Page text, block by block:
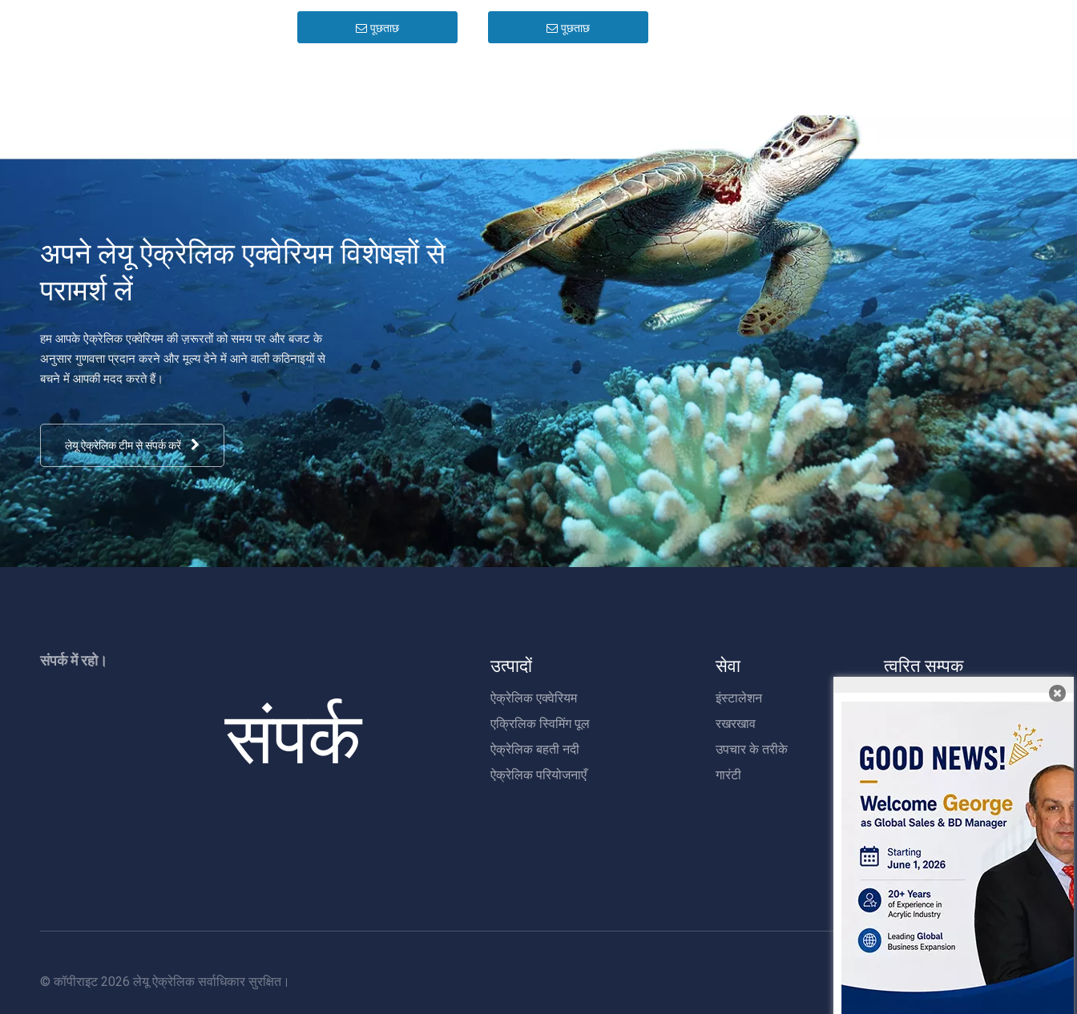
पूछताछ
पूछताछ
अपने लेयू ऐक्रेलिक एक्वेरियम विशेषज्ञों से
परामर्श लें
हम आपके ऐक्रेलिक एक्वेरियम की ज़रूरतों को समय पर और बजट के
अनुसार गुणवत्ता प्रदान करने और मूल्य देने में आने वाली कठिनाइयों से
बचने में आपकी मदद करते हैं।
लेयू ऐक्रेलिक टीम से संपर्क करें
संपर्क में रहो।
संपर्क
उत्पादों
ऐक्रेलिक एक्वेरियम
एक्रिलिक स्विमिंग पूल
ऐक्रेलिक बहती नदी
ऐक्रेलिक परियोजनाएँ
सेवा
इंस्टालेशन
रखरखाव
उपचार के तरीके
गारंटी
त्वरित सम्पक
हमारे बारे में
नमूना प्राप्त करें
हमसे संपर्क करें
© कॉपीराइट 2026 लेयू ऐक्रेलिक सर्वाधिकार सुरक्षित।